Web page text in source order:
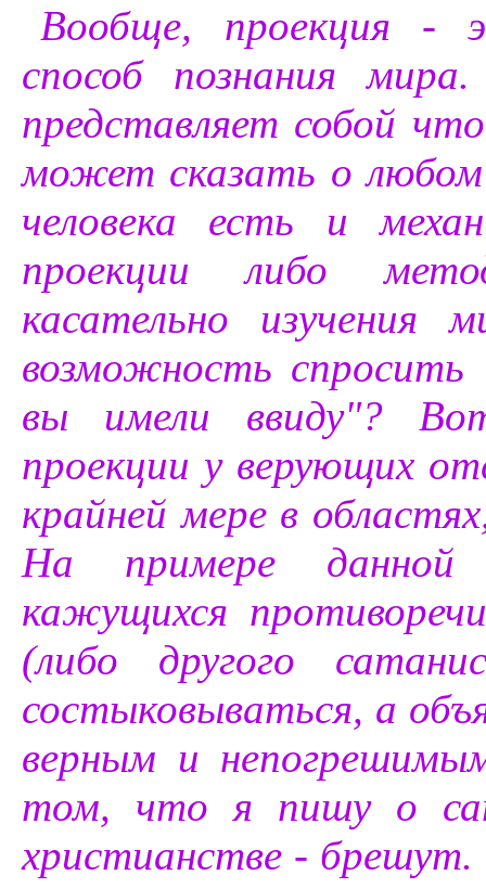
Вообще, проекция -
способ познания
представляет собой
может сказать о
человека есть и
проекции либо
касательно
возможность
вы имели ввиду"?
проекции у верующих
крайней мере в
На примере данной
кажущихся
(либо другого
состыковываться, а
верным и
том, что я пишу о
христианстве - брешут.